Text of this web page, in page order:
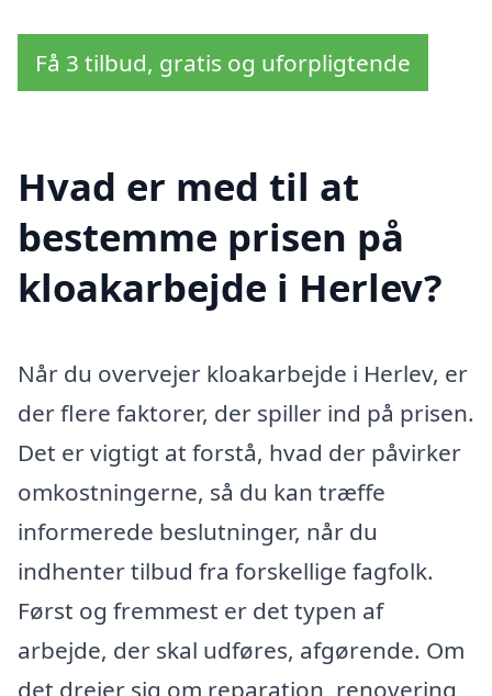
Få 3 tilbud, gratis og uforpligtende
Hvad er med til at
bestemme prisen på
kloakarbejde i Herlev?
Når du overvejer kloakarbejde i Herlev, er
der flere faktorer, der spiller ind på prisen.
Det er vigtigt at forstå, hvad der påvirker
omkostningerne, så du kan træffe
informerede beslutninger, når du
indhenter tilbud fra forskellige fagfolk.
Først og fremmest er det typen af
arbejde, der skal udføres, afgørende. Om
det drejer sig om reparation, renovering